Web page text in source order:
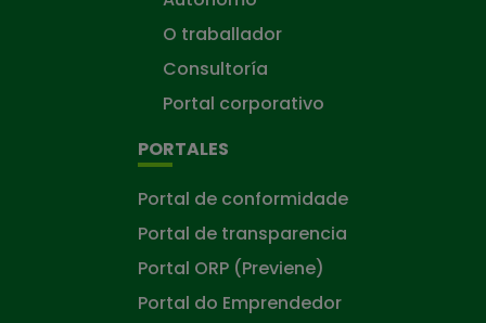
O traballador
Consultoría
Portal corporativo
PORTALES
Portal de conformidade
Portal de transparencia
Portal ORP (Previene)
Portal do Emprendedor